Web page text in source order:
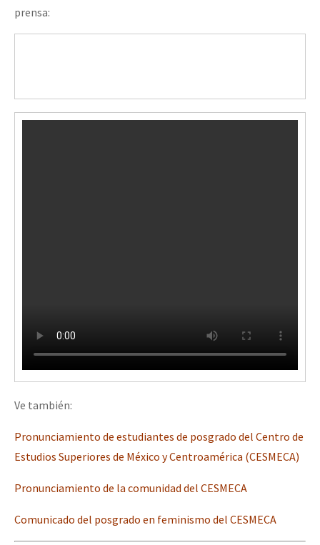
prensa:
Ve también:
Pronunciamiento de estudiantes de posgrado del Centro de
Estudios Superiores de México y Centroamérica (CESMECA)
Pronunciamiento de la comunidad del CESMECA
Comunicado del posgrado en feminismo del CESMECA